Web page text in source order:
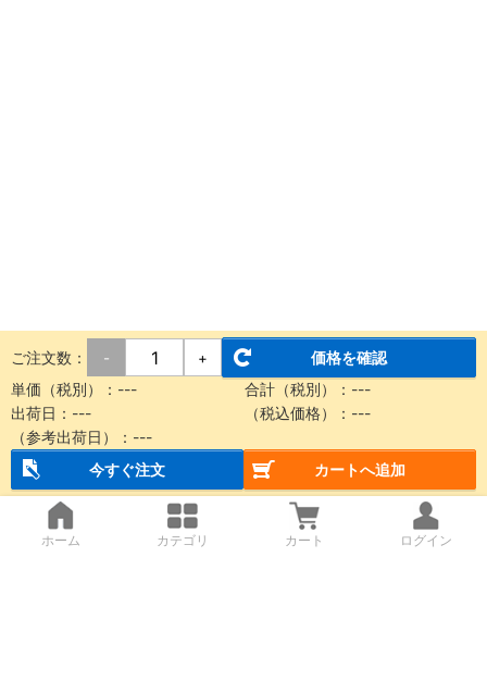
ご注文数： - +
価格を確認
単価（税別）： --- 合計（税別）： ---
出荷日： --- （税込価格）： ---
（参考出荷日）： ---
今すぐ注文
カートへ追加
ホーム カテゴリ カート ログイン